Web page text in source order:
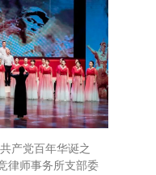
产党百年华诞之
律师事务所支部委